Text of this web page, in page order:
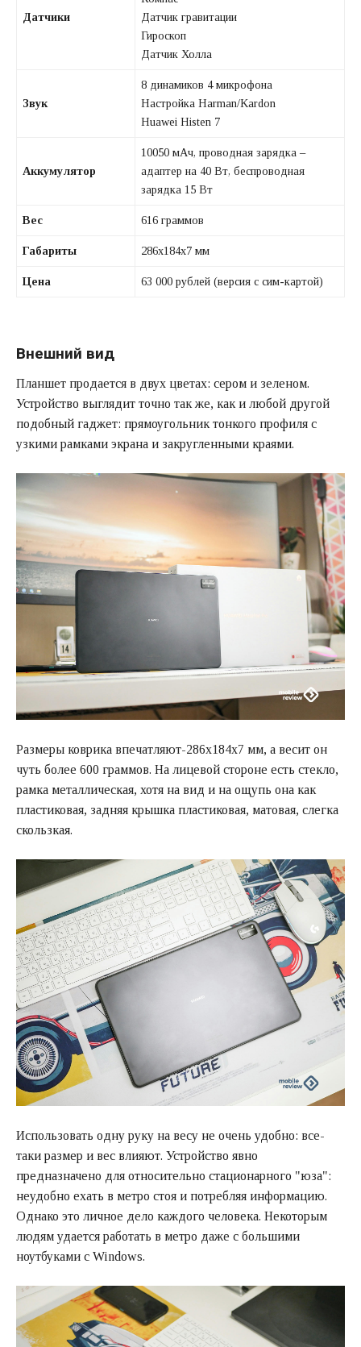
Датчики
Датчик гравитации
Гироскоп
Датчик Холла
Звук
8 динамиков 4 микрофона
Настройка Harman/Kardon
Huawei Histen 7
Аккумулятор
10050 мАч, проводная зарядка –
адаптер на 40 Вт, беспроводная
зарядка 15 Вт
Вес 616 граммов
Габариты 286х184х7 мм
Цена 63 000 рублей (версия с сим-картой)
Внешний вид
Планшет продается в двух цветах: сером и зеленом.
Устройство выглядит точно так же, как и любой другой
подобный гаджет: прямоугольник тонкого профиля с
узкими рамками экрана и закругленными краями.
Размеры коврика впечатляют-286х184х7 мм, а весит он
чуть более 600 граммов. На лицевой стороне есть стекло,
рамка металлическая, хотя на вид и на ощупь она как
пластиковая, задняя крышка пластиковая, матовая, слегка
скользкая.
Использовать одну руку на весу не очень удобно: все-
таки размер и вес влияют. Устройство явно
предназначено для относительно стационарного "юза":
неудобно ехать в метро стоя и потребляя информацию.
Однако это личное дело каждого человека. Некоторым
людям удается работать в метро даже с большими
ноутбуками с Windows.